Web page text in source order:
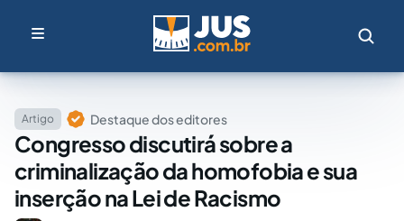
Artigo Destaque dos editores
Congresso discutirá sobre a
criminalização da homofobia e sua
inserção na Lei de Racismo